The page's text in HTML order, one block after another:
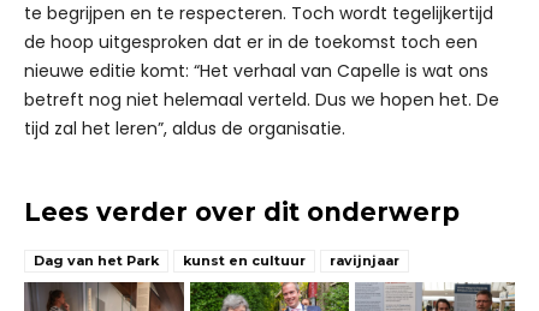
te begrijpen en te respecteren. Toch wordt tegelijkertijd
de hoop uitgesproken dat er in de toekomst toch een
nieuwe editie komt: “Het verhaal van Capelle is wat ons
betreft nog niet helemaal verteld. Dus we hopen het. De
tijd zal het leren”, aldus de organisatie.
Lees verder over dit onderwerp
Dag van het Park kunst en cultuur ravijnjaar